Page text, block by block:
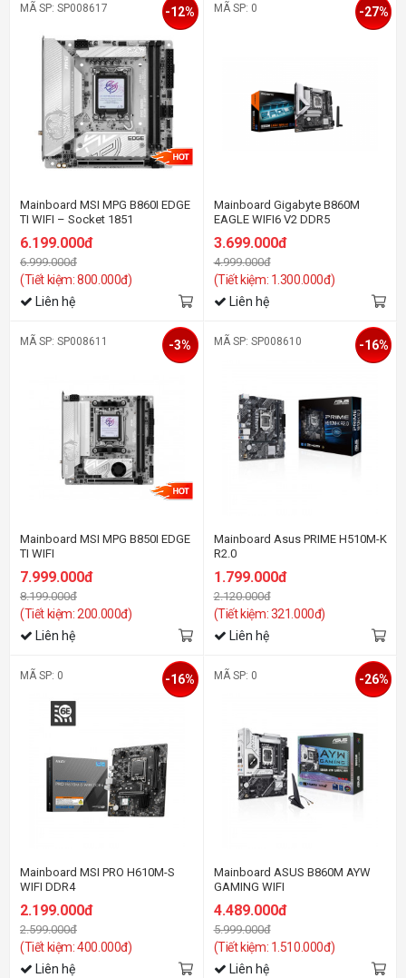
MÃ SP: SP008617
Mainboard MSI MPG B860I EDGE
TI WIFI – Socket 1851
6.199.000đ
6.999.000đ
(Tiết kiệm: 800.000đ)
-12%
Liên hệ
MÃ SP: 0
Mainboard Gigabyte B860M
EAGLE WIFI6 V2 DDR5
3.699.000đ
4.999.000đ
(Tiết kiệm: 1.300.000đ)
-27%
Liên hệ
MÃ SP: SP008611
Mainboard MSI MPG B850I EDGE
TI WIFI
7.999.000đ
8.199.000đ
(Tiết kiệm: 200.000đ)
-3%
Liên hệ
MÃ SP: SP008610
Mainboard Asus PRIME H510M-K
R2.0
1.799.000đ
2.120.000đ
(Tiết kiệm: 321.000đ)
-16%
Liên hệ
MÃ SP: 0
Mainboard MSI PRO H610M-S
WIFI DDR4
2.199.000đ
2.599.000đ
(Tiết kiệm: 400.000đ)
-16%
Liên hệ
MÃ SP: 0
Mainboard ASUS B860M AYW
GAMING WIFI
4.489.000đ
5.999.000đ
(Tiết kiệm: 1.510.000đ)
-26%
Liên hệ